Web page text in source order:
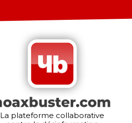
La plateforme collaborative